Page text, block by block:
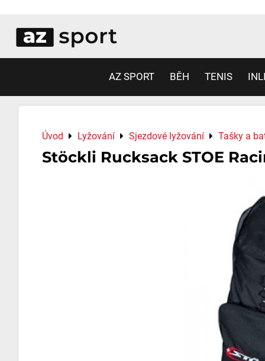
AZ SPORT BĚH TENIS
Úvod Lyžování Sjezdové lyžování Tašky a
Stöckli Rucksack STOE